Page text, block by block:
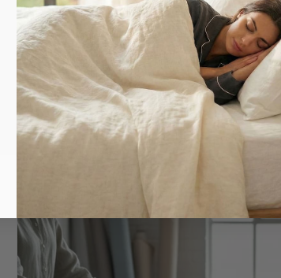
Fussenegger steht seit über 175
aus Vorarlberg. Erfahrung, die